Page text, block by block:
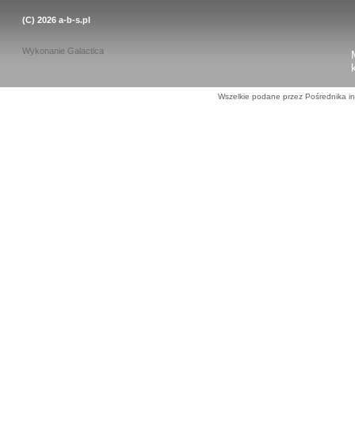
(C) 2026 a-b-s.pl
Wykonanie Galactica
Wszelkie podane przez Pośrednika